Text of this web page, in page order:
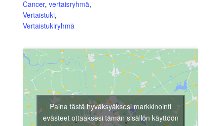
Cancer, vertaisryhmä,
Vertaistuki,
Vertaistukiryhmä
Paina tästä hyväksyäksesi markkinointi
evästeet ottaaksesi tämän sisällön käyttöön